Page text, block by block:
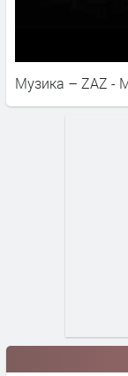
Музика – ZAZ -